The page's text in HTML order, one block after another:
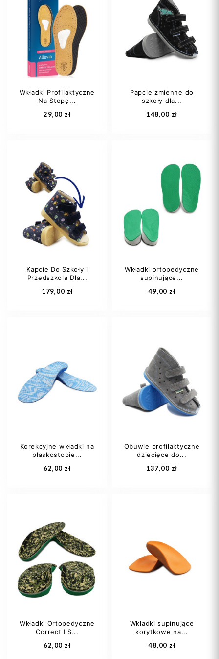
35-37
38-40
41-43
44-46
Dodaj do koszyka
35-38 39-42
Dodaj do koszyka
Wkładki Profilaktyczne
Na Stopę...
29,00 zł
37
38
40
Dodaj do koszyka
Papcie zmienne do
szkoły dla...
148,00 zł
28
29 +3
Dodaj do koszyka
Kapcie Do Szkoły i
Przedszkola Dla...
179,00 zł
22
24
25 +11
Dodaj do koszyka
Wkładki ortopedyczne
supinujące...
49,00 zł
25
28 +11
Dodaj do koszyka
Korekcyjne wkładki na
płaskostopie...
62,00 zł
25
27
28
29 +6
Dodaj do koszyka
Obuwie profilaktyczne
dziecięce do...
137,00 zł
22
24
25 +7
Dodaj do koszyka
Wkładki Ortopedyczne
Correct LS...
62,00 zł
Wkładki supinujące
korytkowe na...
48,00 zł